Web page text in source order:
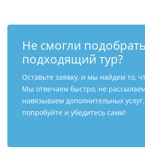
Не смогли подобрать
подходящий тур?
Оставьте заявку, и мы найдем то,
Мы отвечаем быстро, не
навязываем дополнительных
попробуйте и убедитесь сами!